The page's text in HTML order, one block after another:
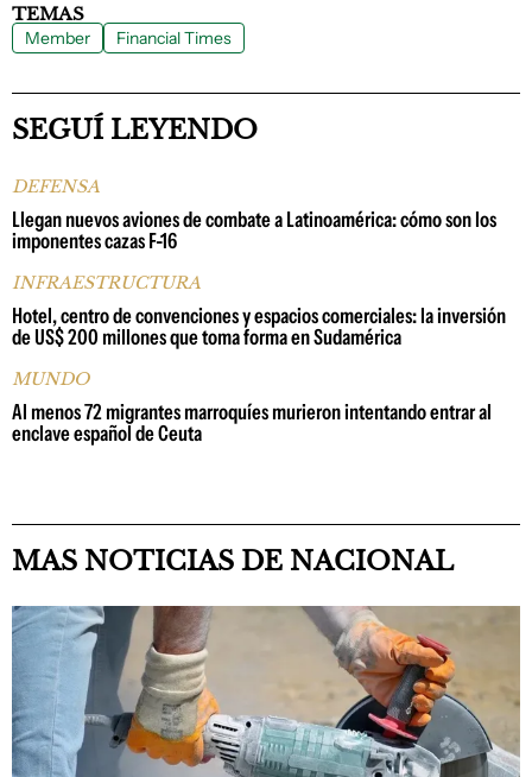
TEMAS
Member Financial Times
SEGUÍ LEYENDO
DEFENSA
Llegan nuevos aviones de combate a Latinoamérica: cómo son los
imponentes cazas F-16
INFRAESTRUCTURA
Hotel, centro de convenciones y espacios comerciales: la inversión
de US$ 200 millones que toma forma en Sudamérica
MUNDO
Al menos 72 migrantes marroquíes murieron intentando entrar al
enclave español de Ceuta
MAS NOTICIAS DE NACIONAL